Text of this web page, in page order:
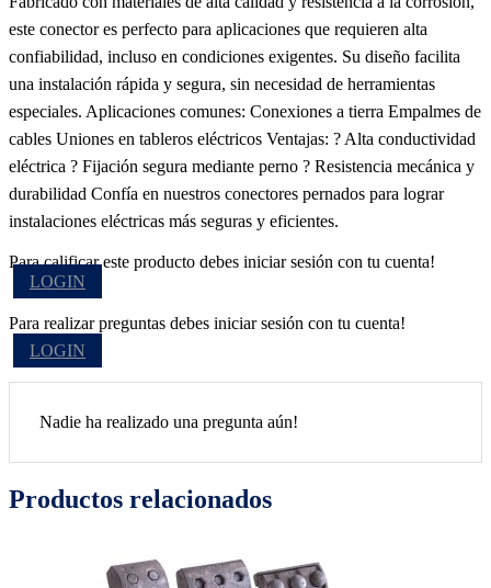
este conector es perfecto para aplicaciones que requieren alta
confiabilidad, incluso en condiciones exigentes. Su diseño facilita
una instalación rápida y segura, sin necesidad de herramientas
especiales. Aplicaciones comunes: Conexiones a tierra Empalmes de
cables Uniones en tableros eléctricos Ventajas: ? Alta conductividad
eléctrica ? Fijación segura mediante perno ? Resistencia mecánica y
durabilidad Confía en nuestros conectores pernados para lograr
instalaciones eléctricas más seguras y eficientes.
Para calificar este producto debes iniciar sesión con tu cuenta!
LOGIN
Para realizar preguntas debes iniciar sesión con tu cuenta!
LOGIN
Nadie ha realizado una pregunta aún!
Productos relacionados